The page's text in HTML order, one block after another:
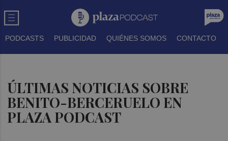
PODCASTS PUBLICIDAD QUIÉNES SOMOS CONTACTO
ÚLTIMAS NOTICIAS SOBRE
BENITO-BERCERUELO EN
PLAZA PODCAST